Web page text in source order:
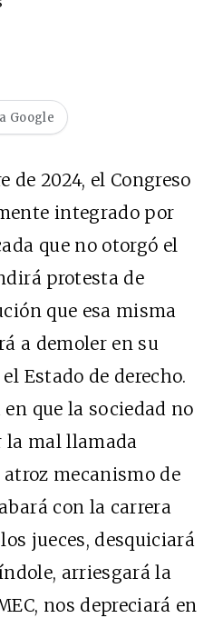
Google
de 2024, el Congreso
integrado por
que no otorgó el
protesta de
que esa misma
a demoler en su
Estado de derecho.
que la sociedad no
la mal llamada
mecanismo de
con la carrera
jueces, desquiciará
arriesgará la
nos depreciará en